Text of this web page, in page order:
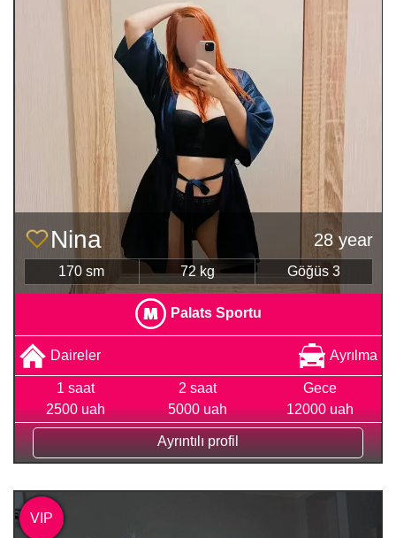
Nina 28 year
170 sm 72 kg Göğüs 3
Palats Sportu
Daireler Ayrılma
1 saat
2500 uah
2 saat
5000 uah
Gece
12000 uah
Ayrıntılı profil
VIP